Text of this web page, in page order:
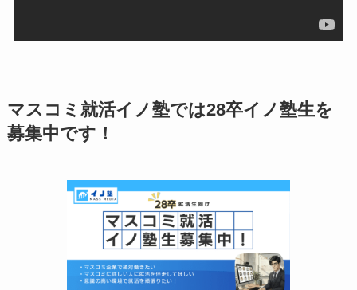
マスコミ就活イノ塾では28卒イノ塾生を
募集中です！